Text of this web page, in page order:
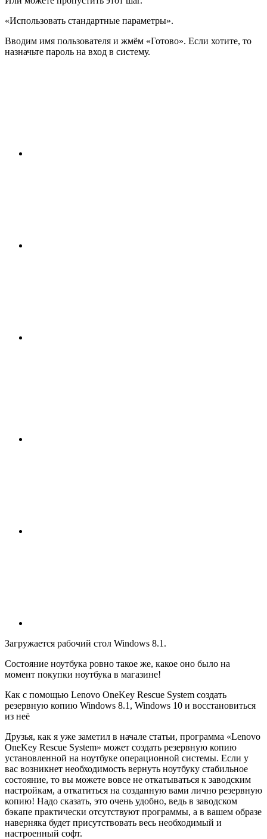
«Использовать стандартные параметры».
Вводим имя пользователя и жмём «Готово». Если хотите, то
назначьте пароль на вход в систему.
Загружается рабочий стол Windows 8.1.
Состояние ноутбука ровно такое же, какое оно было на
момент покупки ноутбука в магазине!
Как с помощью Lenovo OneKey Rescue System создать
резервную копию Windows 8.1, Windows 10 и восстановиться
из неё
Друзья, как я уже заметил в начале статьи, программа «Lenovo
OneKey Rescue System» может создать резервную копию
установленной на ноутбуке операционной системы. Если у
вас возникнет необходимость вернуть ноутбуку стабильное
состояние, то вы можете вовсе не откатываться к заводским
настройкам, а откатиться на созданную вами лично резервную
копию! Надо сказать, это очень удобно, ведь в заводском
бэкапе практически отсутствуют программы, а в вашем образе
наверняка будет присутствовать весь необходимый и
настроенный софт.